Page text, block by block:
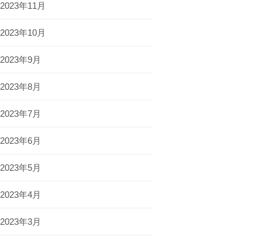
2023年11月
2023年10月
2023年9月
2023年8月
2023年7月
2023年6月
2023年5月
2023年4月
2023年3月